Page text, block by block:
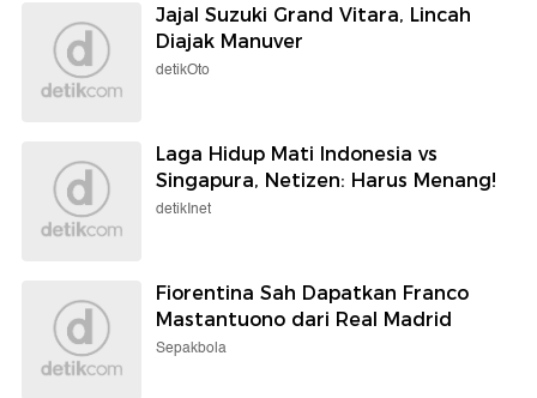
Jajal Suzuki Grand Vitara, Lincah
Diajak Manuver
detikOto
Laga Hidup Mati Indonesia vs
Singapura, Netizen: Harus Menang!
detikInet
Fiorentina Sah Dapatkan Franco
Mastantuono dari Real Madrid
Sepakbola